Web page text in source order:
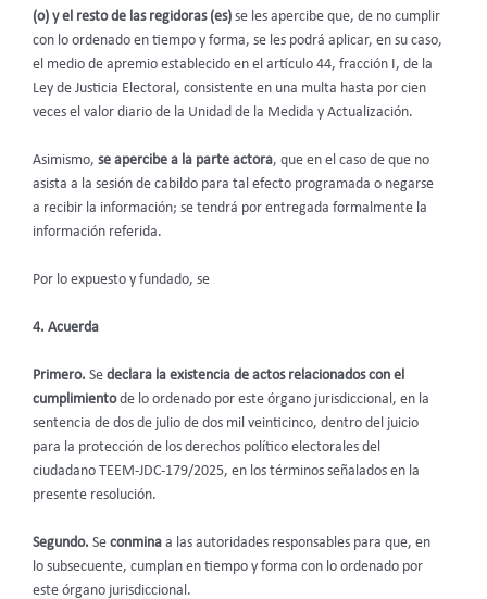
(o) y el resto de las regidoras (es) se les apercibe que, de no cumplir
con lo ordenado en tiempo y forma, se les podrá aplicar, en su caso,
el medio de apremio establecido en el artículo 44, fracción I, de la
Ley de Justicia Electoral, consistente en una multa hasta por cien
veces el valor diario de la Unidad de la Medida y Actualización.
Asimismo, se apercibe a la parte actora, que en el caso de que no
asista a la sesión de cabildo para tal efecto programada o negarse
a recibir la información; se tendrá por entregada formalmente la
información referida.
Por lo expuesto y fundado, se
4. Acuerda
Primero. Se declara la existencia de actos relacionados con el
cumplimientode lo ordenado por este órgano jurisdiccional, en la
sentencia de dos de julio de dos mil veinticinco, dentro del juicio
para la protección de los derechos político electorales del
ciudadano TEEM-JDC-179/2025, en los términos señalados en la
presente resolución.
Segundo. Se conmina a las autoridades responsables para que, en
lo subsecuente, cumplan en tiempo y forma con lo ordenado por
este órgano jurisdiccional.